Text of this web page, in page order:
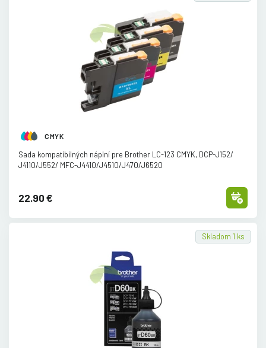
CMYK
Sada kompatibilných náplní pre Brother LC-123 CMYK, DCP-J152/
J4110/J552/ MFC-J4410/J4510/J470/J6520
22.90 €
Skladom 1 ks